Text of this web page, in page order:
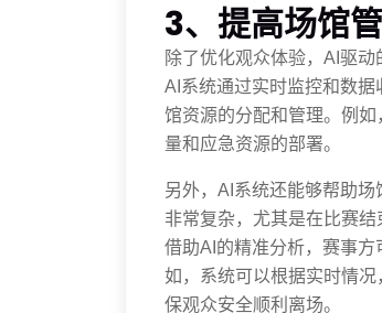
3、提高场馆
除了优化观众体验，AI驱
AI系统通过实时监控和数
馆资源的分配和管理。例
量和应急资源的部署。
另外，AI系统还能够帮助
非常复杂，尤其是在比赛
借助AI的精准分析，赛事
如，系统可以根据实时情
保观众安全顺利离场。